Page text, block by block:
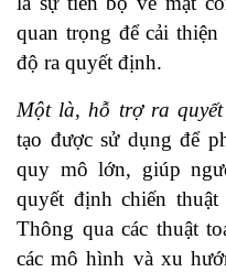
quan trọng để cải
độ ra quyết định.
Một là, hỗ trợ ra
tạo được sử dụng để
quy mô lớn, giúp
quyết định chiến
Thông qua các thuật
các mô hình và xu